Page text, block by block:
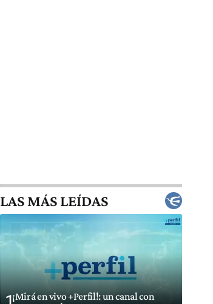
LAS MÁS LEÍDAS
¡Mirá en vivo +Perfil!: un canal con